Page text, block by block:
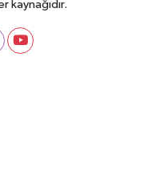
kaynağıdır.